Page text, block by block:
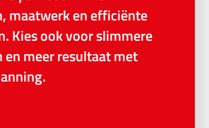
maatwerk en efficiënte
Kies ook voor slimmere
en meer resultaat met